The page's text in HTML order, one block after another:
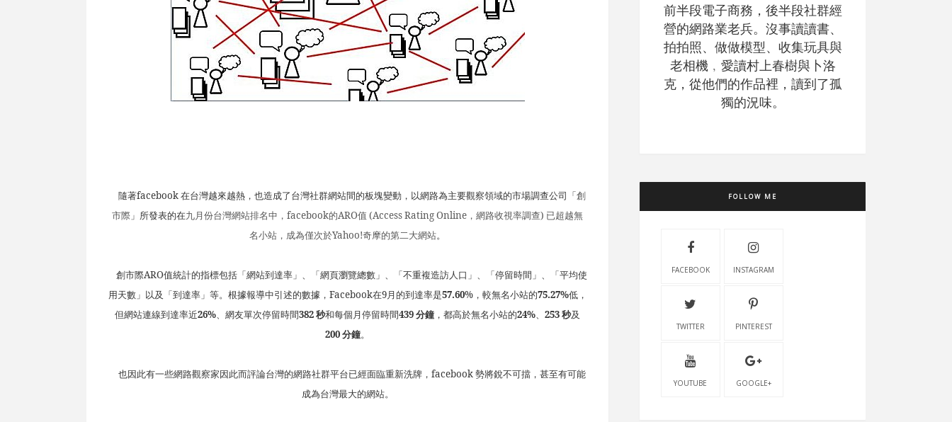
隨著facebook在台灣越來越熱，也造成了台灣社群網站間的板塊變動，以網路為主要觀察領域的市場調查公司「創
市際 」所發表的在九月份台灣網站排名中， facebook的ARO值 (Access Rating Online ，網路收視率調查) 已超越無
名小站，成為僅次於Yahoo!奇摩的第二大網站。
創市際ARO值統計的指標包括「網站到達率」、「網頁瀏覽總數」、「不重複造訪人口」、「停留時間」、「平均使
用天數」以及「到達率」等。根據報導中引述的數據， Facebook在9月的到達率是57.60%，較無名小站的75.27%低，
但網站連線到達率近26%、網友單次停留時間382秒和每個月停留時間439分鐘 ，都高於無名小站的24%、 253秒及
200分鐘。
也因此有一些網路觀察家因此而評論台灣的網路社群平台已經面臨重新洗牌， facebook勢將銳不可擋，甚至有可能
成為台灣最大的網站。
前半段電子商務，後半段社群經
營的網路業老兵。沒事讀讀書、
拍拍照、做做模型、收集玩具與
老相機﹐愛讀村上春樹與卜洛
克，從他們的作品裡，讀到了孤
獨的況味。
FOLLOW ME
FACEBOOK INSTAGRAM
TWITTER PINTEREST
YOUTUBE GOOGLE+